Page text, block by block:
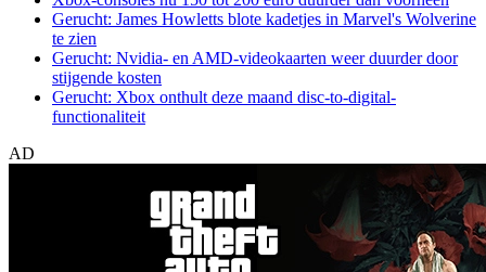
Gerucht: James Howletts blote kadetjes in Marvel's Wolverine
te zien
Gerucht: Nvidia- en AMD-videokaarten weer duurder door
stijgende kosten
Gerucht: Xbox onthult deze maand disc-to-digital-
functionaliteit
AD